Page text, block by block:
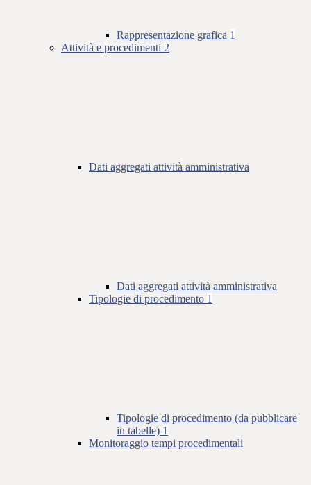
Rappresentazione grafica 1
Attività e procedimenti 2
Dati aggregati attività amministrativa
Dati aggregati attività amministrativa
Tipologie di procedimento 1
Tipologie di procedimento (da pubblicare
in tabelle) 1
Monitoraggio tempi procedimentali